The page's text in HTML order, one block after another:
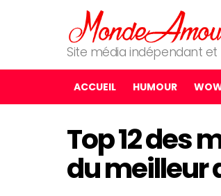
Site média indépendant
ACCUEIL HUMOUR
Top 12 des
du meilleur